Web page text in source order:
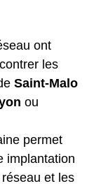
ont
les
Saint-Malo
ou
permet
implantation
et les